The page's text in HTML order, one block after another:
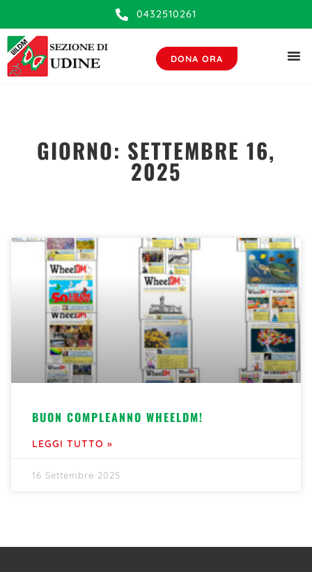
0432510261
DONA ORA
GIORNO: SETTEMBRE 16,
2025
BUON COMPLEANNO WHEELDM!
LEGGI TUTTO »
16 Settembre 2025